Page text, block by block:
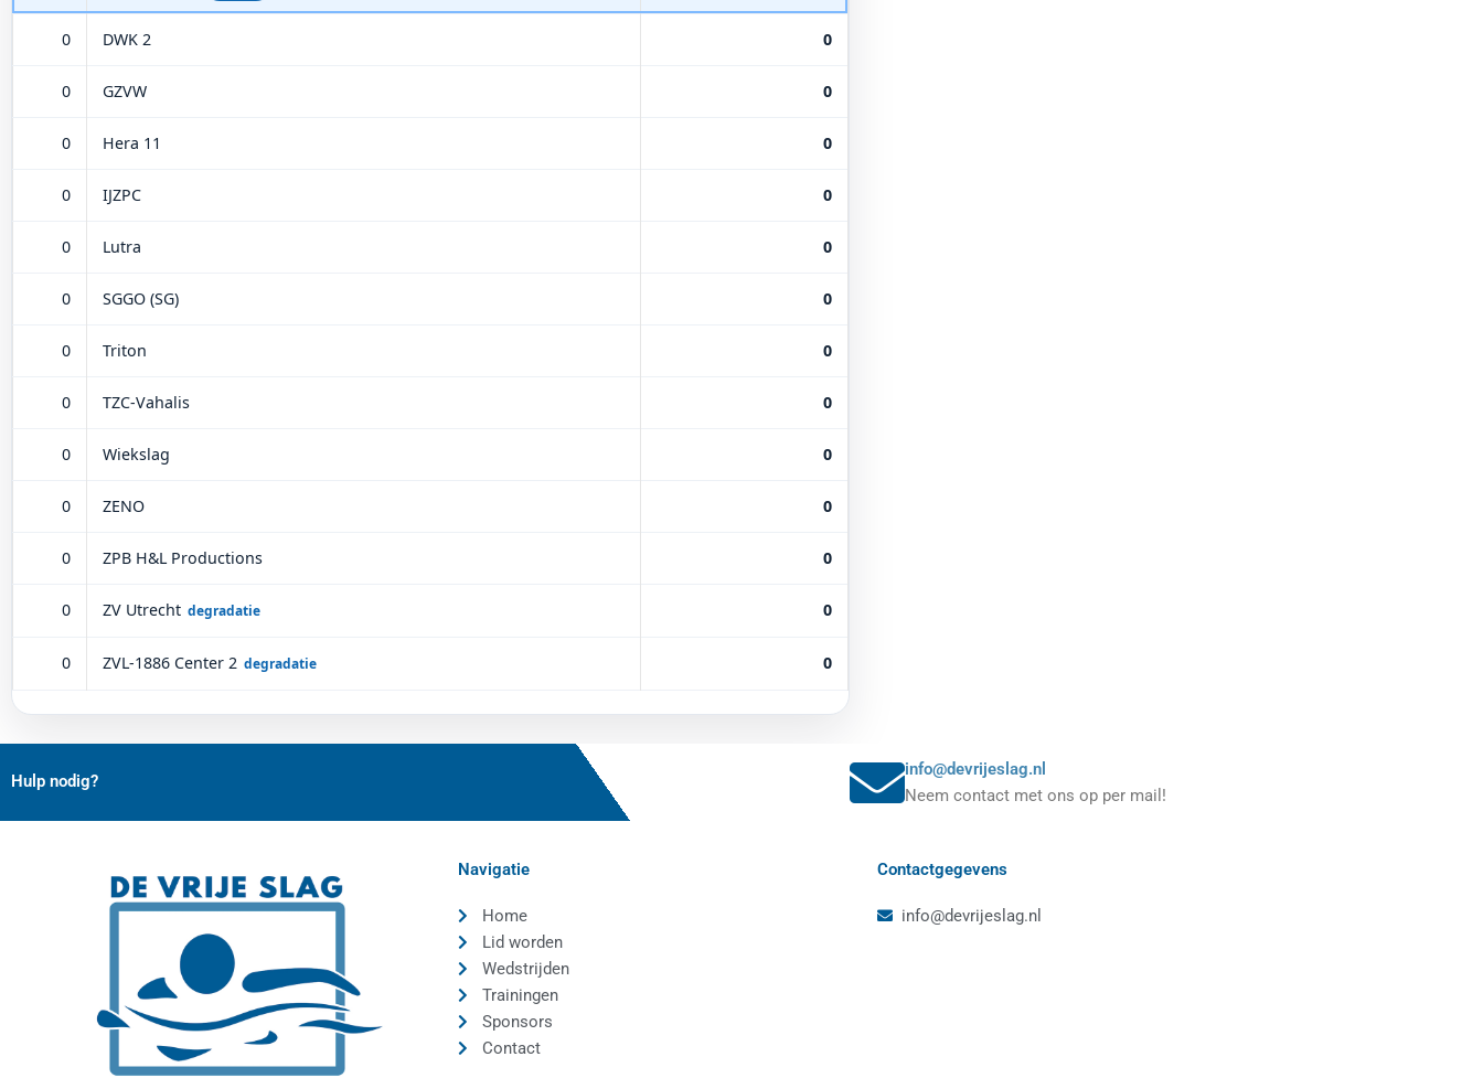
0 DWK 2 0
0 GZVW 0
0 Hera 11 0
0 IJZPC 0
0 Lutra 0
0 SGGO (SG) 0
0 Triton 0
0 TZC-Vahalis 0
0 Wiekslag 0
0 ZENO 0
0 ZPB H&L Productions 0
0 ZV Utrecht degradatie 0
0 ZVL-1886 Center 2 degradatie 0
Hulp nodig?
info@devrijeslag.nl
Neem contact met ons op per mail!
Navigatie
Home
Lid worden
Wedstrijden
Trainingen
Sponsors
Contact
Contactgegevens
info@devrijeslag.nl